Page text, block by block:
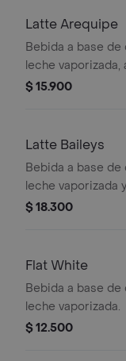
Latte Arequipe
Bebida a base
leche vaporizada,
saborizada con
$ 15.900
Latte Baileys
Bebida a base
leche vaporizada
(baileys). este
$ 18.300
Flat White
Bebida a base
leche vaporizada.
$ 12.500